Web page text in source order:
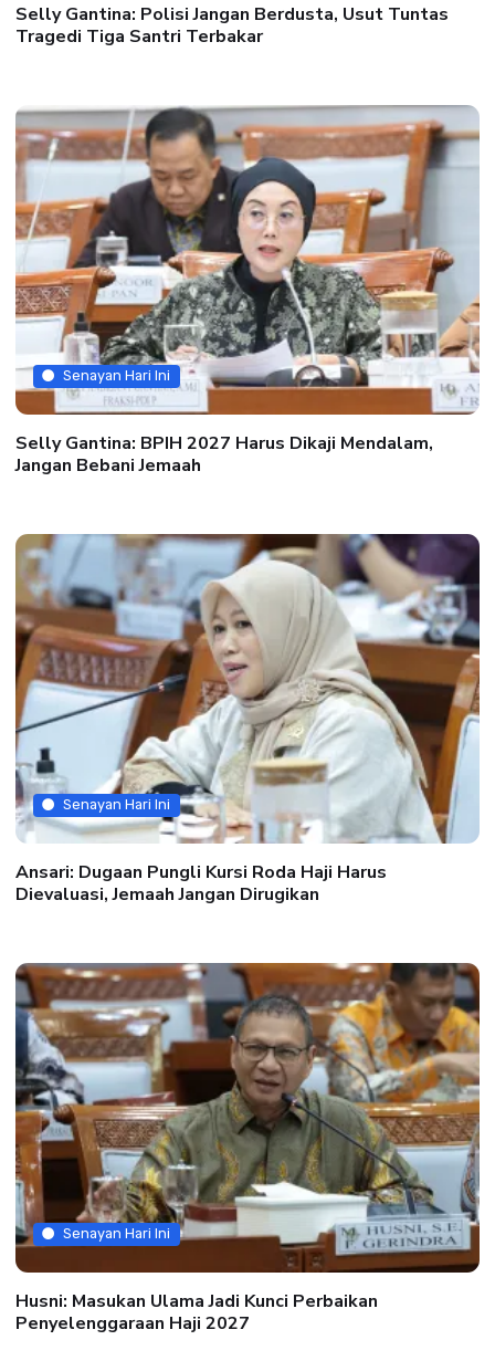
Selly Gantina: Polisi Jangan Berdusta, Usut Tuntas
Tragedi Tiga Santri Terbakar
Senayan Hari Ini
Selly Gantina: BPIH 2027 Harus Dikaji Mendalam,
Jangan Bebani Jemaah
Senayan Hari Ini
Ansari: Dugaan Pungli Kursi Roda Haji Harus
Dievaluasi, Jemaah Jangan Dirugikan
Senayan Hari Ini
Husni: Masukan Ulama Jadi Kunci Perbaikan
Penyelenggaraan Haji 2027